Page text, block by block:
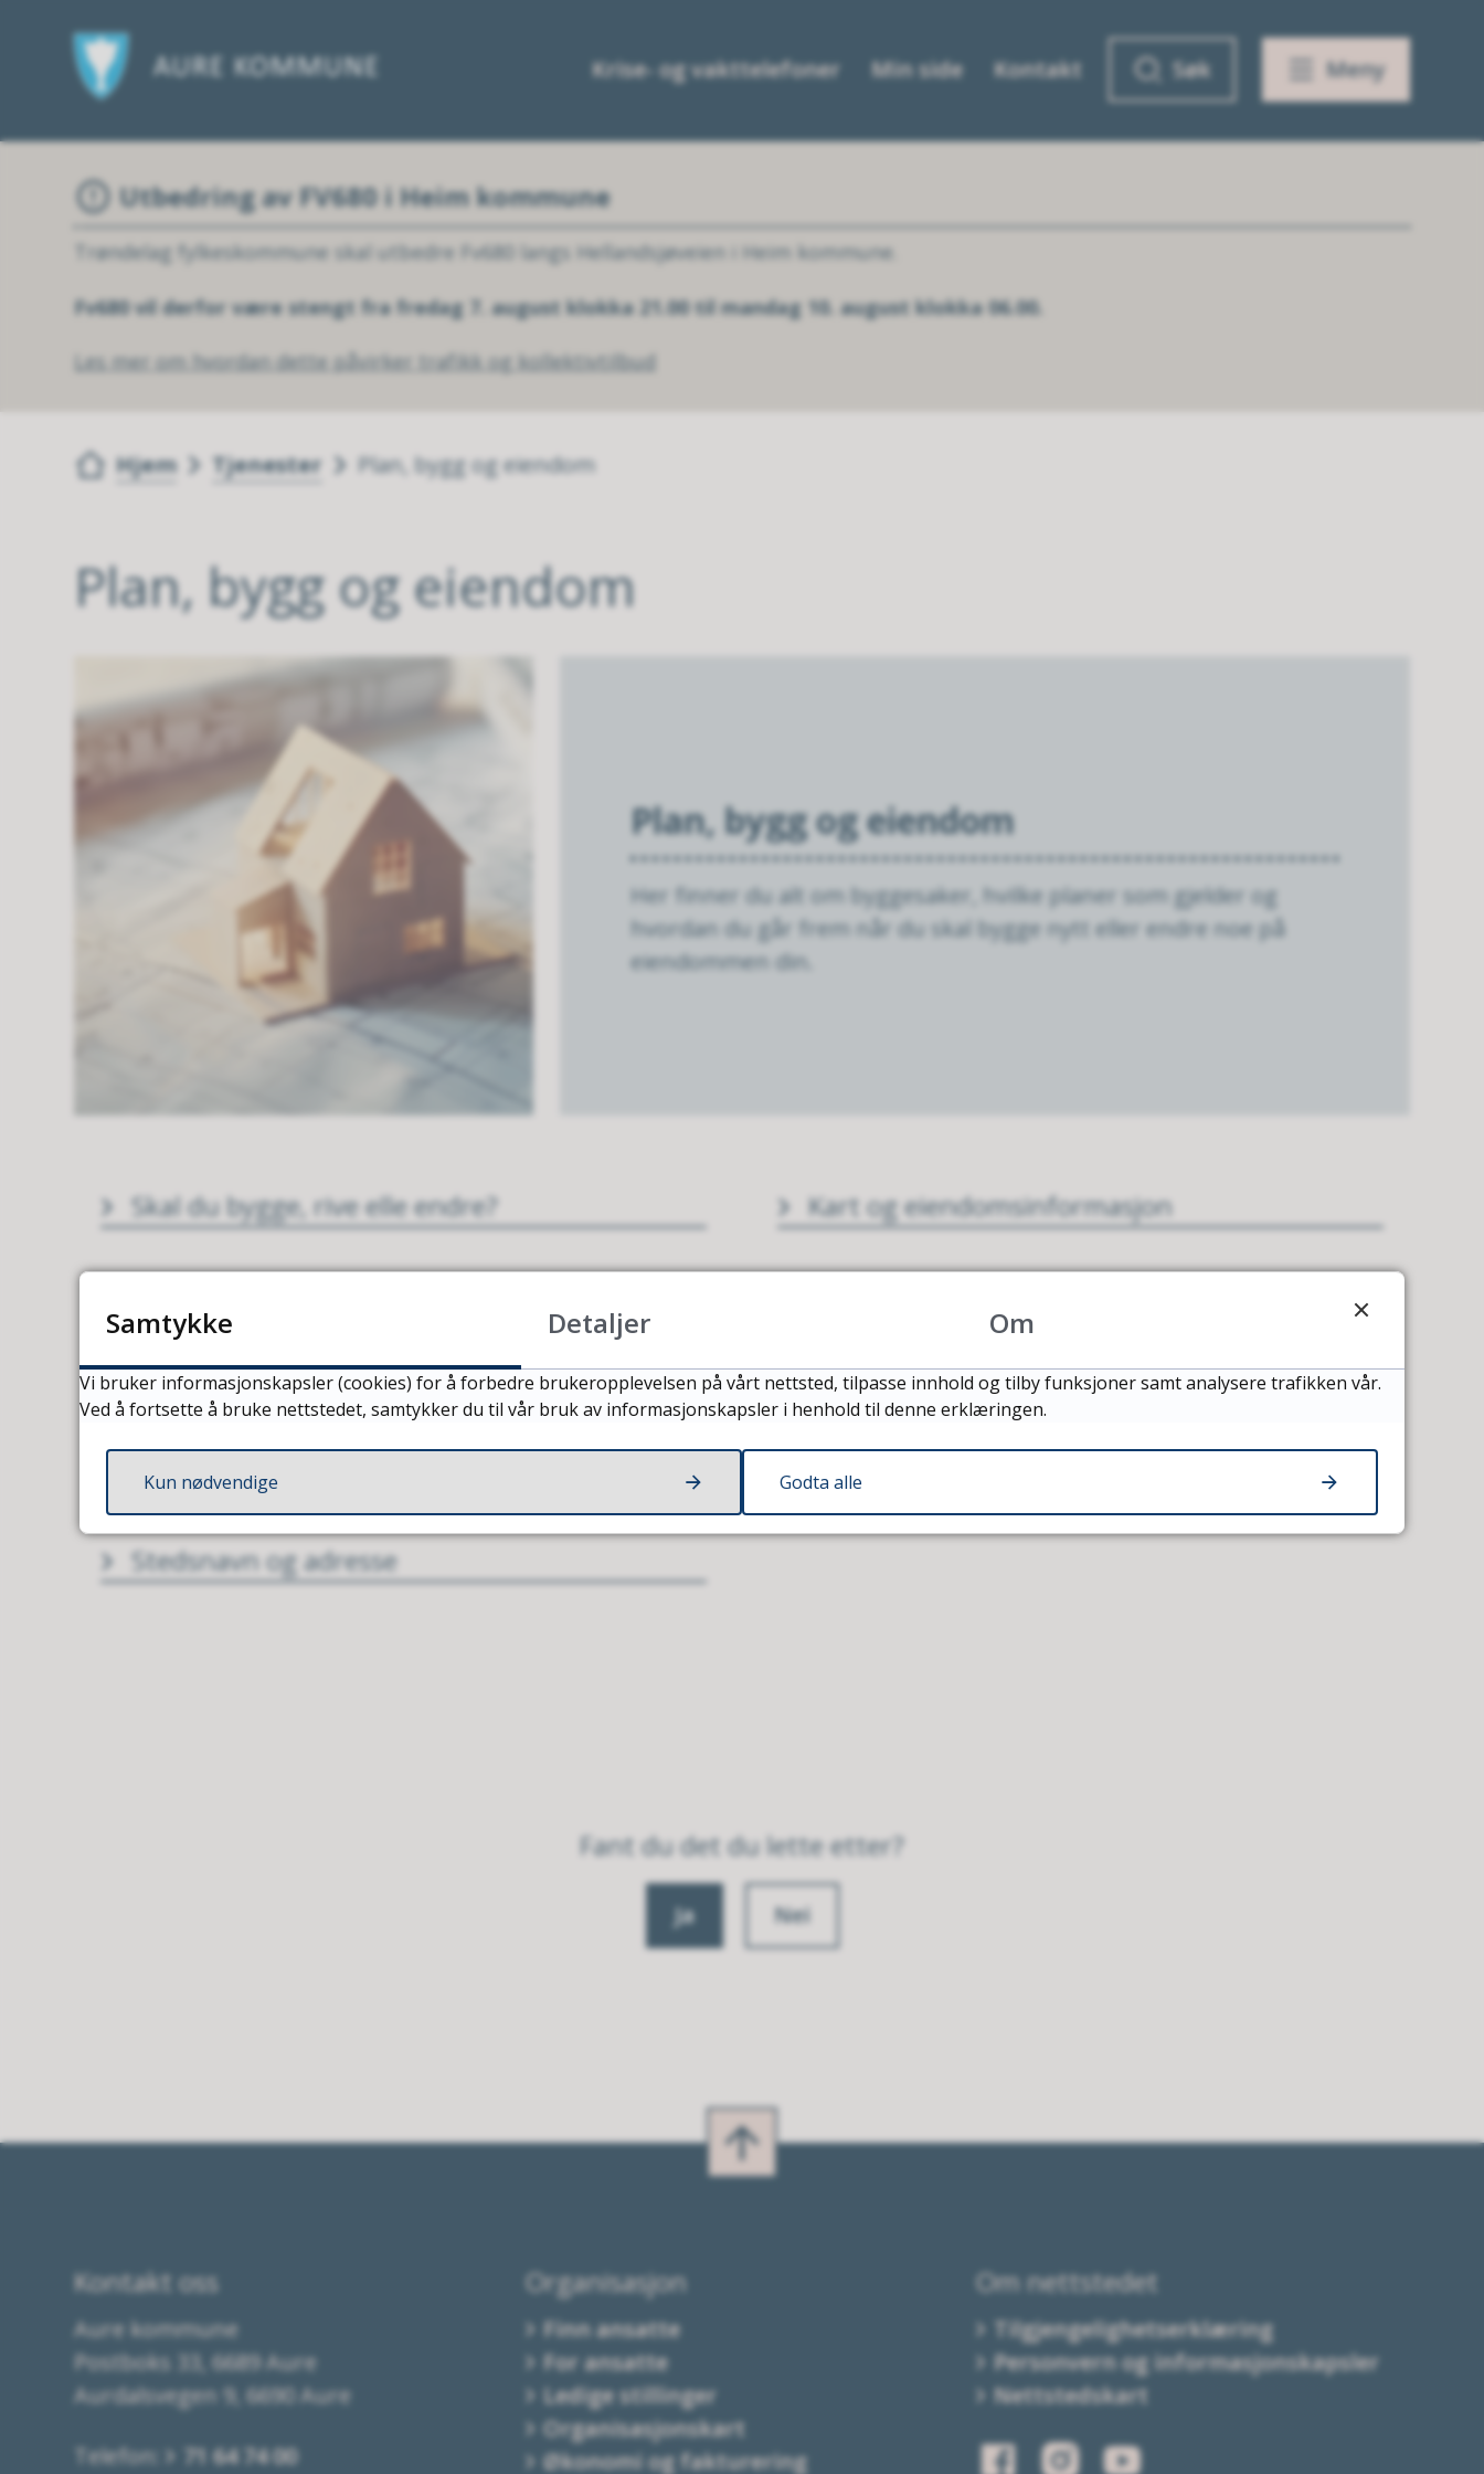
Krise- og vakttelefoner Min side Kontakt Søk Meny
Utbedring av FV680 i Heim kommune
Trøndelag fylkeskommune skal utbedre Fv680 langs Hellandsjøveien i Heim kommune.
Fv680 vil derfor være stengt fra fredag 7. august klokka 21.00 til mandag 10. august klokka 06.00.
Les mer om hvordan dette påvirker trafikk og kollektivtilbud
Du er her:
Hjem Tjenester Plan, bygg og eiendom
Plan, bygg og eiendom
Plan, bygg og eiendom
Her finner du alt om byggesaker, hvilke planer som gjelder og
hvordan du går frem når du skal bygge nytt eller endre noe på
eiendommen din.
Skal du bygge, rive elle endre? Kart og eiendomsinformasjon
Deling, oppmåling og seksjonering Kommunale planer og planlegging
Priser og gebyrer Plan, bygg og eiendom Tomter og boliger
Stedsnavn og adresse
Fant du det du lette etter?
Ja Nei
Kontakt oss
Aure kommune
Postboks 33, 6689 Aure
Aurdalsvegen 9, 6690 Aure
Telefon: 71 64 74 00
Organisasjon
Finn ansatte
For ansatte
Ledige stillinger
Organisasjonskart
Økonomi og fakturering
Om nettstedet
Tilgjengelighetserklæring
Personvern og informasjonskapsler
Nettstedskart
Samtykke Detaljer Om
Vi bruker informasjonskapsler (cookies) for å forbedre brukeropplevelsen på vårt nettsted, tilpasse innhold og tilby funksjoner samt analysere trafikken vår.
Ved å fortsette å bruke nettstedet, samtykker du til vår bruk av informasjonskapsler i henhold til denne erklæringen.
Kun nødvendige Godta alle